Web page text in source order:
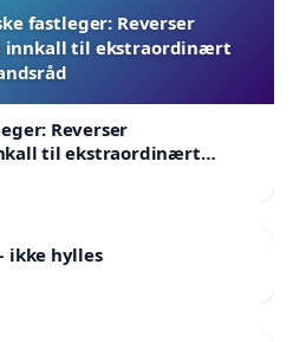
fastleger: Reverser
innkall til ekstraordinært
Reverser
til ekstraordinært
ikke hylles